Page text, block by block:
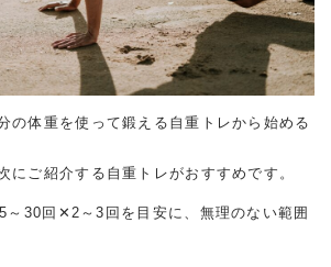
の体重を使って鍛える自重トレから始める
にご紹介する自重トレがおすすめです。
～30回✕2～3回を目安に、無理のない範囲